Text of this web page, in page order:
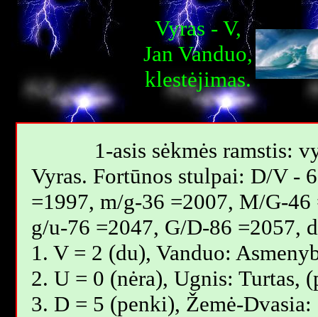
Vyras - V,
Jan Vanduo,
klestėjimas.
1-asis sėkmės ramstis:
Vyras. Fortūnos stulpai: D/V -
=1997, m/g-36 =2007, M/G-
g/u-76 =2047, G/D-86 =2057,
1. V = 2 (du), Vanduo:
2. U = 0 (nėra), Ugnis: Turtas,
3. D = 5 (penki), Žemė-